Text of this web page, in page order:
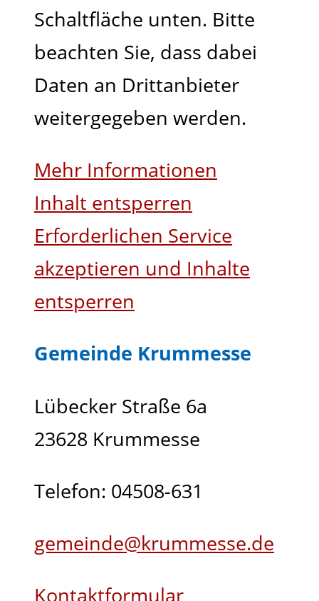
Schaltfläche unten. Bitte
beachten Sie, dass dabei
Daten an Drittanbieter
weitergegeben werden.
Mehr Informationen
Inhalt entsperren
Erforderlichen Service
akzeptieren und Inhalte
entsperren
Gemeinde Krummesse
Lübecker Straße 6a
23628 Krummesse
Telefon: 04508-631
gemeinde@krummesse.de
Kontaktformular